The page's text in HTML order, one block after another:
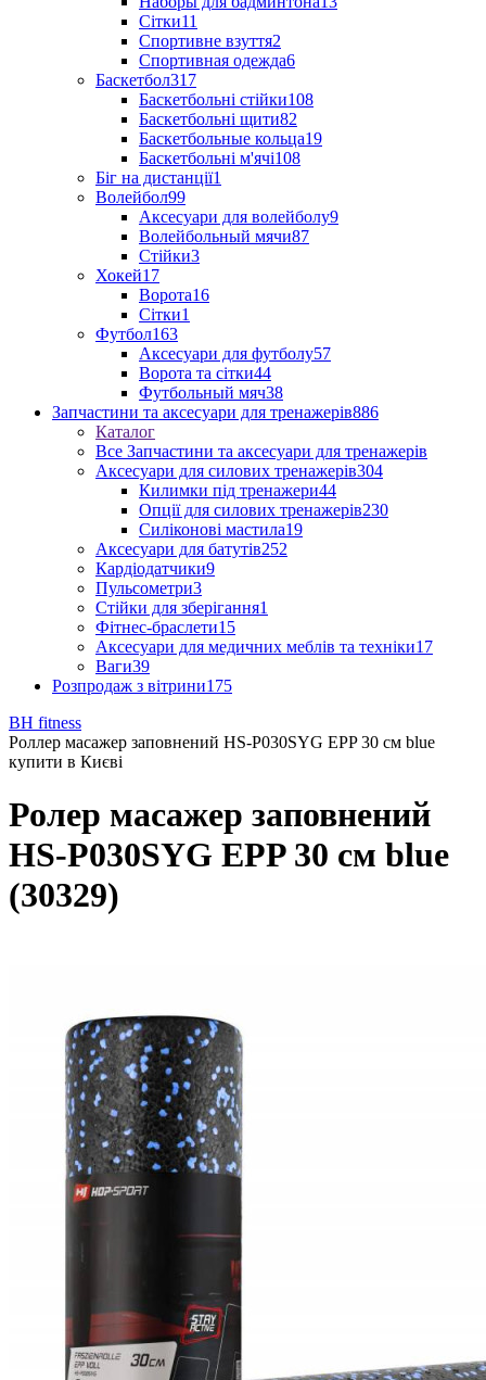
Сітки11
Спортивне взуття2
Спортивная одежда6
Баскетбол317
Баскетбольні стійки108
Баскетбольні щити82
Баскетбольные кольца19
Баскетбольні м'ячі108
Біг на дистанції1
Волейбол99
Аксесуари для волейболу9
Волейбольный мячи87
Стійки3
Хокей17
Ворота16
Сітки1
Футбол163
Аксесуари для футболу57
Ворота та сітки44
Футбольный мяч38
Запчастини та аксесуари для тренажерів886
Каталог
Все Запчастини та аксесуари для тренажерів
Аксесуари для силових тренажерів304
Килимки під тренажери44
Опції для силових тренажерів230
Силіконові мастила19
Аксесуари для батутів252
Кардіодатчики9
Пульсометри3
Стійки для зберігання1
Фітнес-браслети15
Аксесуари для медичних меблів та техніки17
Ваги39
Розпродаж з вітрини175
BH fitness
Роллер масажер заповнений HS-P030SYG EPP 30 см blue
купити в Києві
Ролер масажер заповнений
HS-P030SYG EPP 30 см blue
(30329)